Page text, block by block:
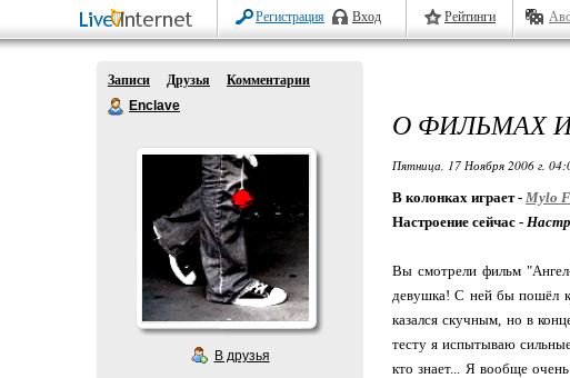
Регистрация Вход Рейтинги
Записи Друзья
Комментарии
Enclave
В друзья
О ФИЛЬМАХ
Пятница, 17 Ноября 2006 г.
В колонках играет - Mylo
Настроение сейчас -
Вы смотрели фильм
девушка! С ней бы пошёл
казался скучным, но в
тесту я испытываю
кто знает... Я вообще